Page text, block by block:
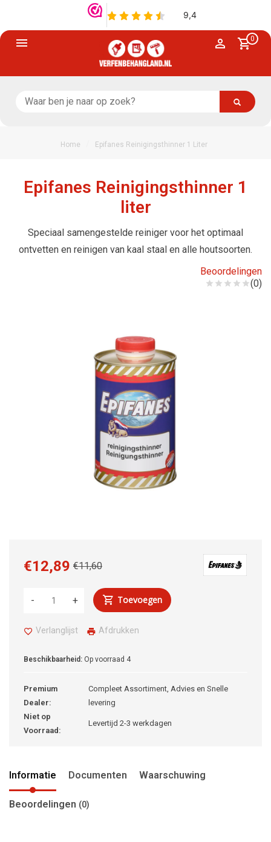
0
Home Epifanes Reinigingsthinner 1 Liter
Epifanes Reinigingsthinner 1
liter
Speciaal samengestelde reiniger voor het optimaal
ontvetten en reinigen van kaal staal en alle houtsoorten.
Beoordelingen
(0)
€11,60
€12,89
+
- Toevoegen
Verlanglijst Afdrukken
Beschikbaarheid: Op voorraad 4
Premium
Dealer:
Compleet Assortiment, Advies en Snelle
levering
Niet op
Voorraad:
Levertijd 2-3 werkdagen
Informatie Documenten Waarschuwing
Beoordelingen (0)